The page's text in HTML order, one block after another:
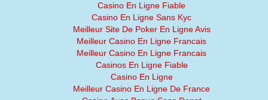
Casino En Ligne Fiable
Casino En Ligne Sans Kyc
Meilleur Site De Poker En Ligne Avis
Meilleur Casino En Ligne Francais
Meilleur Casino En Ligne Francais
Casinos En Ligne Fiable
Casino En Ligne
Meilleur Casino En Ligne De France